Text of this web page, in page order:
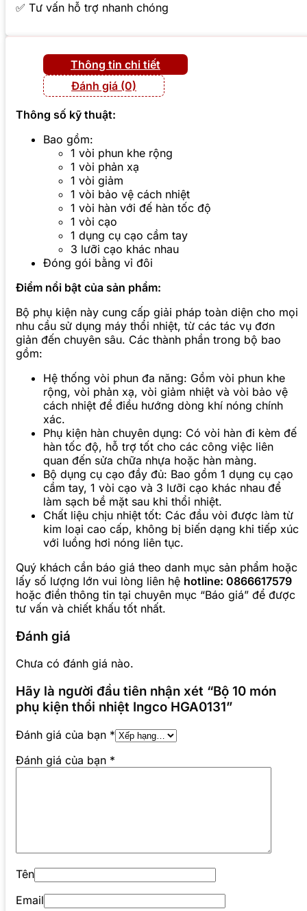
✅ Tư vấn hỗ trợ nhanh chóng
Thông tin chi tiết
Đánh giá (0)
Thông số kỹ thuật:
Bao gồm:
1 vòi phun khe rộng
1 vòi phản xạ
1 vòi giảm
1 vòi bảo vệ cách nhiệt
1 vòi hàn với đế hàn tốc độ
1 vòi cạo
1 dụng cụ cạo cầm tay
3 lưỡi cạo khác nhau
Đóng gói bằng vỉ đôi
Điểm nổi bật của sản phẩm:
Bộ phụ kiện này cung cấp giải pháp toàn diện cho mọi
nhu cầu sử dụng máy thổi nhiệt, từ các tác vụ đơn
giản đến chuyên sâu. Các thành phần trong bộ bao
gồm:
Hệ thống vòi phun đa năng: Gồm vòi phun khe
rộng, vòi phản xạ, vòi giảm nhiệt và vòi bảo vệ
cách nhiệt để điều hướng dòng khí nóng chính
xác.
Phụ kiện hàn chuyên dụng: Có vòi hàn đi kèm đế
hàn tốc độ, hỗ trợ tốt cho các công việc liên
quan đến sửa chữa nhựa hoặc hàn màng.
Bộ dụng cụ cạo đầy đủ: Bao gồm 1 dụng cụ cạo
cầm tay, 1 vòi cạo và 3 lưỡi cạo khác nhau để
làm sạch bề mặt sau khi thổi nhiệt.
Chất liệu chịu nhiệt tốt: Các đầu vòi được làm từ
kim loại cao cấp, không bị biến dạng khi tiếp xúc
với luồng hơi nóng liên tục.
Quý khách cần báo giá theo danh mục sản phẩm hoặc
lấy số lượng lớn vui lòng liên hệ hotline: 0866617579
hoặc điền thông tin tại chuyên mục “Báo giá” để được
tư vấn và chiết khấu tốt nhất.
Đánh giá
Chưa có đánh giá nào.
Hãy là người đầu tiên nhận xét “Bộ 10 món
phụ kiện thổi nhiệt Ingco HGA0131”
Đánh giá của bạn *
Đánh giá của bạn *
Tên
Email